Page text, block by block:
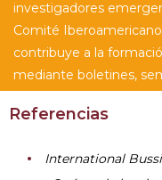
investigadores
Comité
contribuye a la
mediante boletines,
Referencias
International